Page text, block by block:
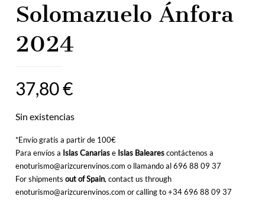
Solomazuelo Ánfora
2024
37,80€
Sin existencias
*Envío gratis a partir de 100€
Para envíos a Islas Canariase Islas Balearescontáctenos a
enoturismo@arizcurenvinos.com o llamando al696 88 09 37
For shipmentsout of Spain, contact us through
enoturismo@arizcurenvinos.com or calling to+34 696 88 09 37